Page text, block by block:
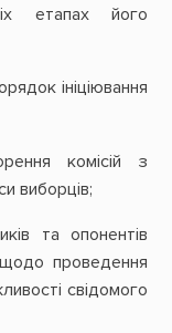
етапах його
ініціювання
комісій з
виборців;
та опонентів
проведення
свідомого